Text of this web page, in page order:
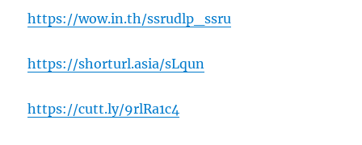
https://wow.in.th/ssrudlp_ssru
https://shorturl.asia/sLqun
https://cutt.ly/9rlRa1c4